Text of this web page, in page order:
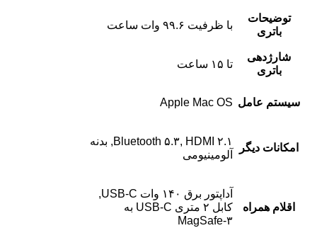
توضیحات
باتری
با ظرفیت ۹۹.۶ وات ساعت
شارژدهی
باتری
تا ۱۵ ساعت
سیستم عامل Apple Mac OS
امکانات دیگر
Bluetooth ۵.۳, HDMI ۲.۱, بدنه
آلومینیومی
اقلام همراه
آداپتور برق ۱۴۰ وات USB-C,
کابل ۲ متری USB-C به
MagSafe-۳